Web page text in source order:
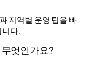
지역별 운영 팁을 빠
니다.
엇인가요?